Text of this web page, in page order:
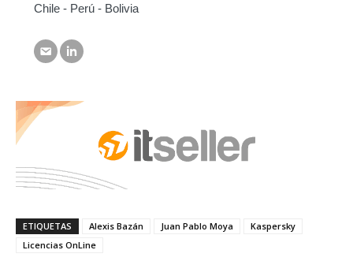
Chile - Perú - Bolivia
ETIQUETAS Alexis Bazán Juan Pablo Moya
Kaspersky
Licencias OnLine